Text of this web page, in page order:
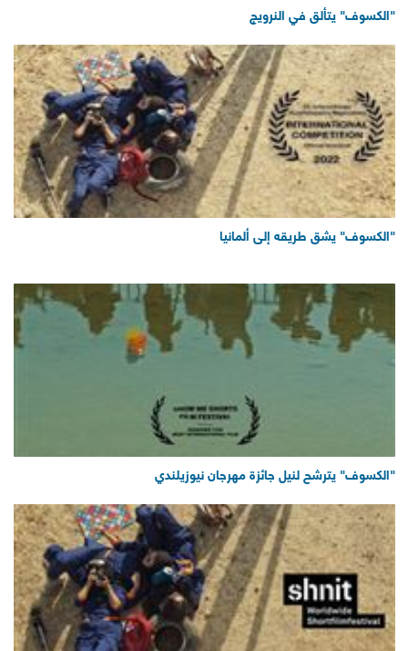
"الكسوف" يشق طريقه إلى ألمانيا
"الكسوف" يتألق في النرويج
"الكسوف" يترشح لنيل جائزة مهرجان نيوزيلندي